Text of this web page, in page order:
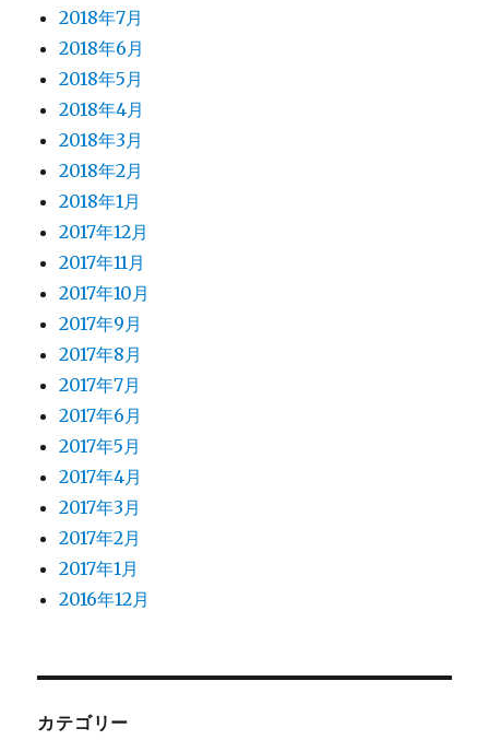
2018年7月
2018年6月
2018年5月
2018年4月
2018年3月
2018年2月
2018年1月
2017年12月
2017年11月
2017年10月
2017年9月
2017年8月
2017年7月
2017年6月
2017年5月
2017年4月
2017年3月
2017年2月
2017年1月
2016年12月
カテゴリー